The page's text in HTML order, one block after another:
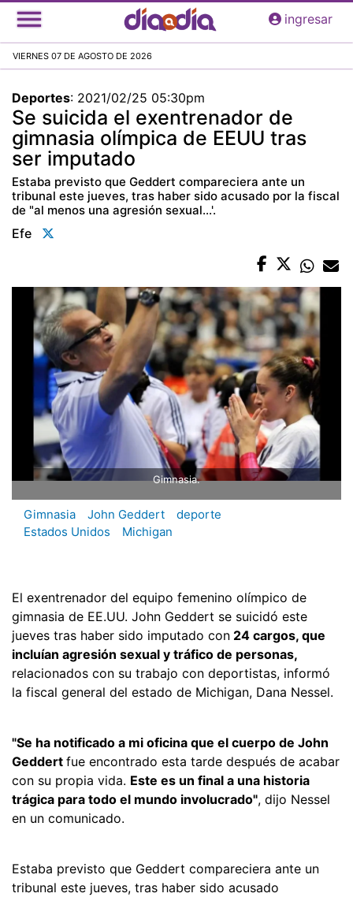
Pasar
al
principal
ingresar
VIERNES 07 DE AGOSTO DE 2026
Deportes: 2021/02/25 05:30pm
Se suicida el exentrenador de
gimnasia olímpica de EEUU tras
ser imputado
Estaba previsto que Geddert compareciera ante un
tribunal este jueves, tras haber sido acusado por la fiscal
de "al menos una agresión sexual...'.
Efe
Gimnasia.
Gimnasia John Geddert
deporte
Estados Unidos
Michigan
El exentrenador del equipo femenino olímpico de
gimnasia de EE.UU. John Geddert se suicidó este
jueves tras haber sido imputado con 24 cargos, que
incluían agresión sexual y tráfico de personas,
relacionados con su trabajo con deportistas, informó
la fiscal general del estado de Michigan, Dana Nessel.
"Se ha notificado a mi oficina que el cuerpo de John
Geddert fue encontrado esta tarde después de acabar
con su propia vida. Este es un final a una historia
trágica para todo el mundo involucrado", dijo Nessel
en un comunicado.
Estaba previsto que Geddert compareciera ante un
tribunal este jueves, tras haber sido acusado